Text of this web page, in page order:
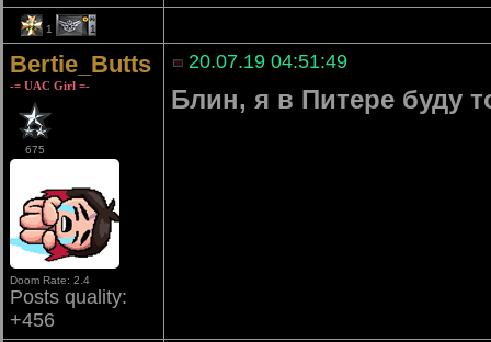
1 1
Bertie_Butts
-= UAC Girl =-
675
Doom Rate: 2.4
Posts quality:
+456
20.07.19 04:51:49
Блин, я в Питере буду